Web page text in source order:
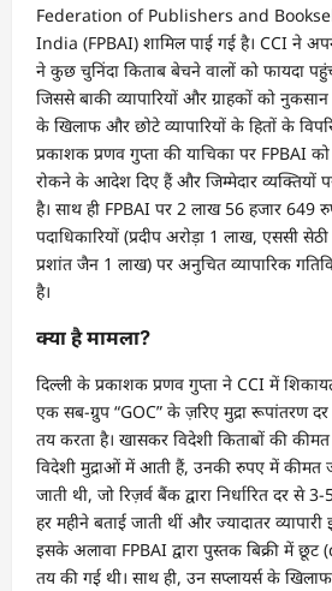
Federation of Publishers and
India (FPBAI) शामिल पाई गई है। CCI ने
ने कुछ चुनिंदा किताब बेचने वालों को फायदा
जिससे बाकी व्यापारियों और ग्राहकों को
के खिलाफ और छोटे व्यापारियों के हितों के
प्रकाशक प्रणव गुप्ता की याचिका पर FPBAI
रोकने के आदेश दिए हैं और जिम्मेदार व्यक्तियों
है। साथ ही FPBAI पर 2 लाख 56 हजार
पदाधिकारियों (प्रदीप अरोड़ा 1 लाख, एससी
प्रशांत जैन 1 लाख) पर अनुचित व्यापारिक
है।
क्या है मामला?
दिल्ली के प्रकाशक प्रणव गुप्ता ने CCI में
एक सब-ग्रुप “GOC” के ज़रिए मुद्रा रूपांतरण दर
तय करता है। खासकर विदेशी किताबों की
विदेशी मुद्राओं में आती हैं, उनकी रुपए में कीमत
जाती थी, जो रिज़र्व बैंक द्वारा निर्धारित दर से
हर महीने बताई जाती थीं और ज्यादातर
इसके अलावा FPBAI द्वारा पुस्तक बिक्री में
तय की गई थी। साथ ही, उन सप्लायर्स के